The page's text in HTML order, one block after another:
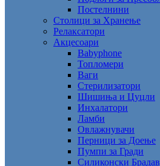
Постелнини
Столици за Хранење
Релаксатори
Акцесоари
Babyphone
Топломери
Ваги
Стерилизатори
Шишиња и Цуцли
Инхалатори
Ламби
Овлажнувачи
Перници за Доење
Пумпи за Гради
Силиконски